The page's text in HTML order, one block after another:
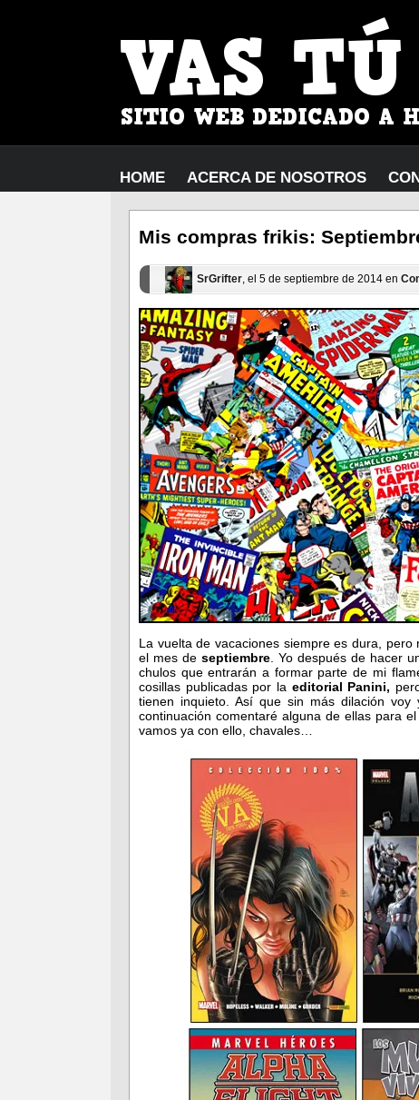
HOME ACERCA DE NOSOTROS
Mis compras frikis:
SrGrifter, el 5 de septiembre de 2014 en
La vuelta de vacaciones siempre es dura,
el mes de septiembre . Yo después de hacer
chulos que entrarán a formar parte de mi
cosillas publicadas por la editorial Panini,
tienen inquieto. Así que sin más dilación
continuación comentaré alguna de ellas para
vamos ya con ello, chavales…